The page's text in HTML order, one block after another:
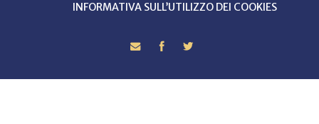
INFORMATIVA SULL’UTILIZZO DEI COOKIES